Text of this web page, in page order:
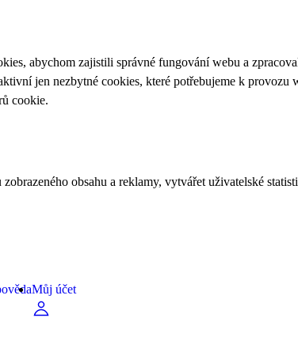
abychom zajistili správné fungování webu a
jen nezbytné cookies, které potřebujeme k
cookie.
obsahu a reklamy, vytvářet uživatelské
Můj účet